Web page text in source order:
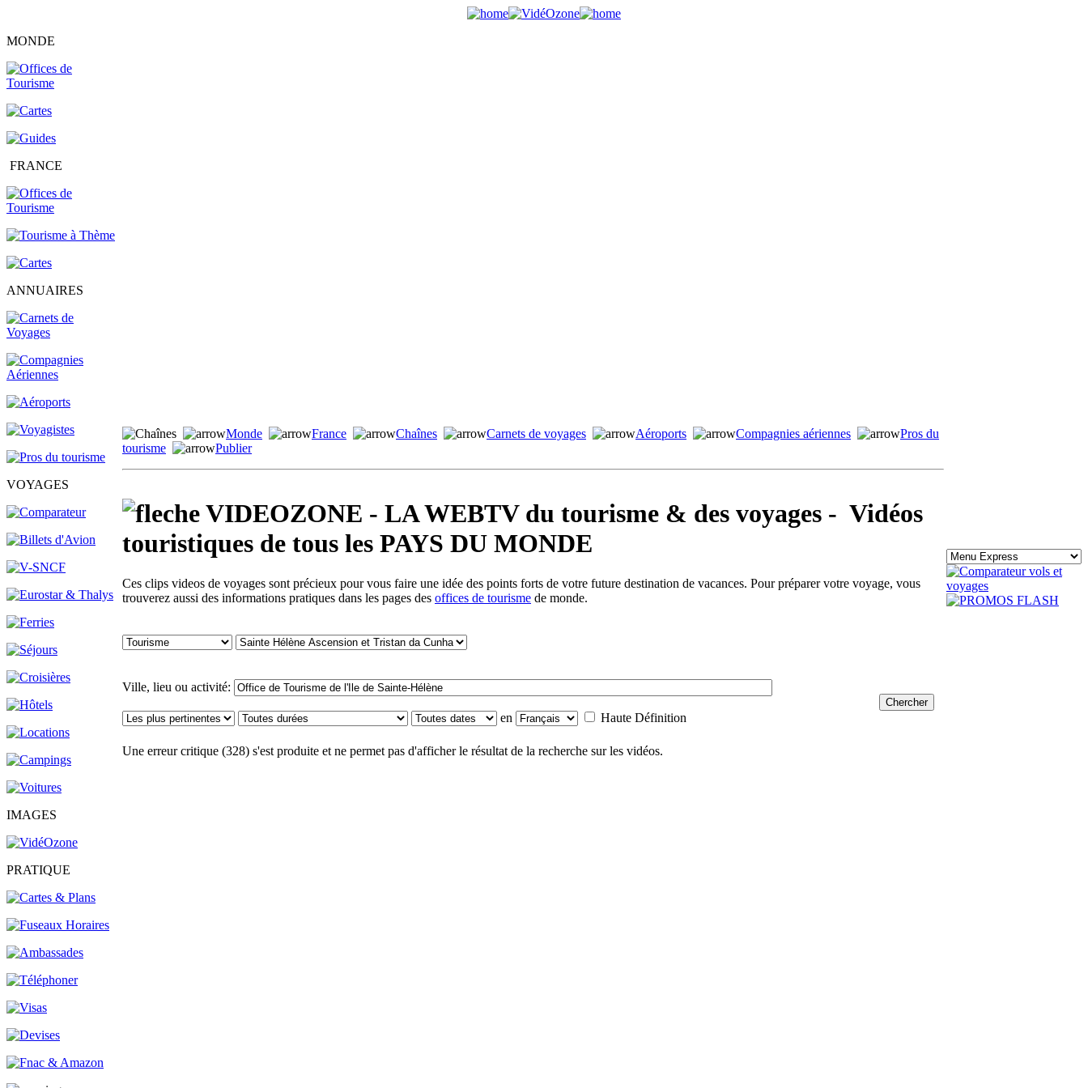
MONDE
FRANCE
ANNUAIRES
VOYAGES
IMAGES
PRATIQUE
Monde France Chaînes Carnets de voyages Aéroports Compagnies aériennes
Pros du
tourisme
Publier
VIDEOZONE - LA WEBTV du tourisme & des voyages - Vidéos
touristiques de tous les PAYS DU MONDE
Ces clips videos de voyages sont précieux pour vous faire une idée des points forts de votre future destination de vacances. Pour préparer votre voyage, vous
trouverez aussi des informations pratiques dans les pages des offices de tourisme de monde.
Ville, lieu ou activité:
en Haute Définition
Une erreur critique (328) s'est produite et ne permet pas d'afficher le résultat de la recherche sur les vidéos.